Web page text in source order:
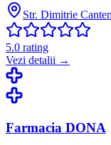
Str. Dimitrie
5.0 rating
Vezi detalii →
Farmacia DONA